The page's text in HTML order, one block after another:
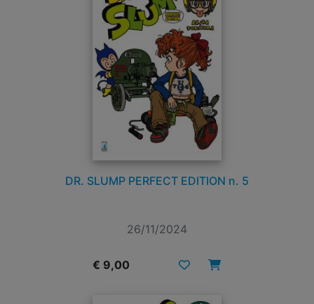
DR. SLUMP PERFECT EDITION n. 5
26/11/2024
€ 9,00